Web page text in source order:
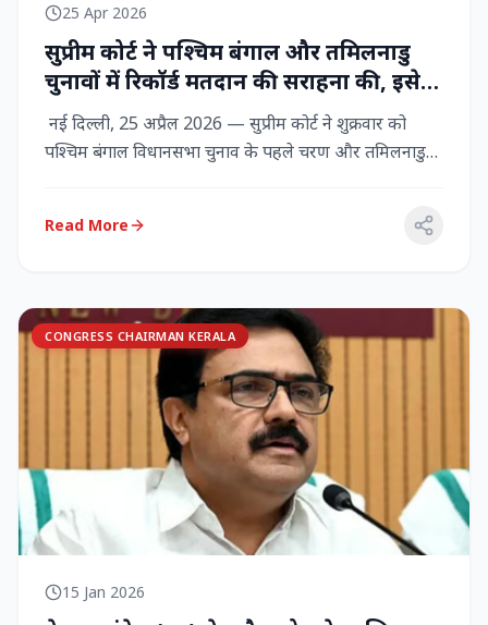
25 Apr 2026
सुप्रीम कोर्ट ने पश्चिम बंगाल और तमिलनाडु
चुनावों में रिकॉर्ड मतदान की सराहना की, इसे
नागरिक शक्ति का प्रदर्शन बताया
नई दिल्ली, 25 अप्रैल 2026 — सुप्रीम कोर्ट ने शुक्रवार को
पश्चिम बंगाल विधानसभा चुनाव के पहले चरण और तमिलनाडु
Read More
CONGRESS CHAIRMAN KERALA
15 Jan 2026